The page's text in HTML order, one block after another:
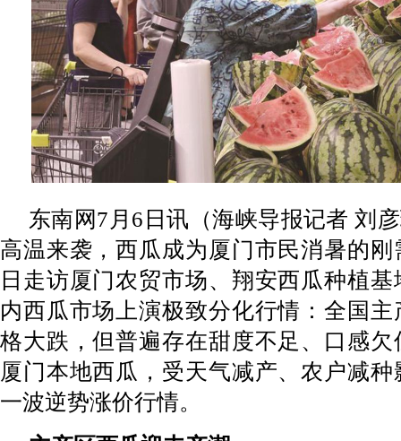
东南网7月6日讯（海峡导报记者 刘
高温来袭，西瓜成为厦门市民消暑的
日走访厦门农贸市场、翔安西瓜种植
内西瓜市场上演极致分化行情：全国
格大跌，但普遍存在甜度不足、口感
厦门本地西瓜，受天气减产、农户减
一波逆势涨价行情。